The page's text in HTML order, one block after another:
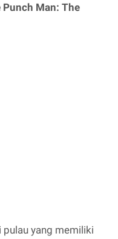
Punch Man: The
yang memiliki